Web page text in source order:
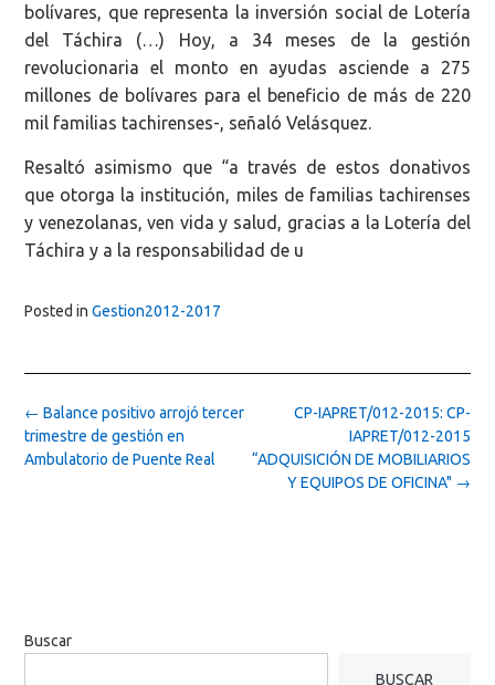
bolívares, que representa la inversión social de Lotería
del Táchira (…) Hoy, a 34 meses de la gestión
revolucionaria el monto en ayudas asciende a 275
millones de bolívares para el beneficio de más de 220
mil familias tachirenses-, señaló Velásquez.
Resaltó asimismo que “a través de estos donativos
que otorga la institución, miles de familias tachirenses
y venezolanas, ven vida y salud, gracias a la Lotería del
Táchira y a la responsabilidad de u
Posted in Gestion2012-2017
Post
navigation
CP-IAPRET/012-2015: CP-
IAPRET/012-2015
“ADQUISICIÓN DE MOBILIARIOS
Y EQUIPOS DE OFICINA" →
← Balance positivo arrojó tercer
trimestre de gestión en
Ambulatorio de Puente Real
Buscar
BUSCAR